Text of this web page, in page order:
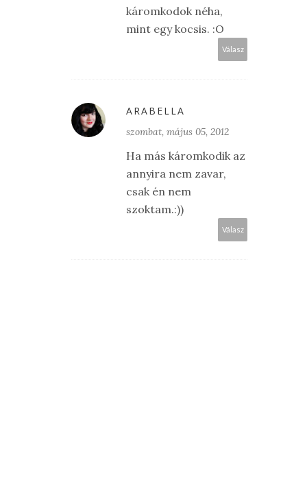
káromkodok néha,
mint egy kocsis. :O
Válasz
ARABELLA
szombat, május 05, 2012
Ha más káromkodik az
annyira nem zavar,
csak én nem
szoktam.:))
Válasz